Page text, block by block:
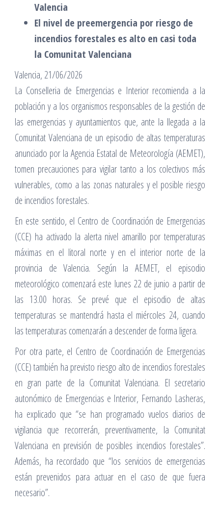
Valencia
El nivel de preemergencia por riesgo de
incendios forestales es alto en casi toda
la Comunitat Valenciana
Valencia, 21/06/2026
La Conselleria de Emergencias e Interior recomienda a la
población y a los organismos responsables de la gestión de
las emergencias y ayuntamientos que, ante la llegada a la
Comunitat Valenciana de un episodio de altas temperaturas
anunciado por la Agencia Estatal de Meteorología (AEMET),
tomen precauciones para vigilar tanto a los colectivos más
vulnerables, como a las zonas naturales y el posible riesgo
de incendios forestales.
En este sentido, el Centro de Coordinación de Emergencias
(CCE) ha activado la alerta nivel amarillo por temperaturas
máximas en el litoral norte y en el interior norte de la
provincia de Valencia. Según la AEMET, el episodio
meteorológico comenzará este lunes 22 de junio a partir de
las 13.00 horas. Se prevé que el episodio de altas
temperaturas se mantendrá hasta el miércoles 24, cuando
las temperaturas comenzarán a descender de forma ligera.
Por otra parte, el Centro de Coordinación de Emergencias
(CCE) también ha previsto riesgo alto de incendios forestales
en gran parte de la Comunitat Valenciana. El secretario
autonómico de Emergencias e Interior, Fernando Lasheras,
ha explicado que “se han programado vuelos diarios de
vigilancia que recorrerán, preventivamente, la Comunitat
Valenciana en previsión de posibles incendios forestales”.
Además, ha recordado que “los servicios de emergencias
están prevenidos para actuar en el caso de que fuera
necesario”.